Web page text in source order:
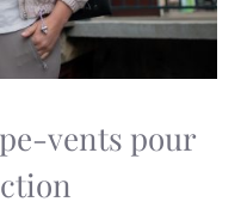
vents pour